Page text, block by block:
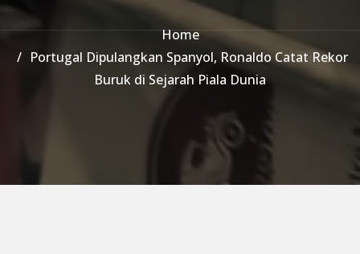
Home
Portugal Dipulangkan Spanyol, Ronaldo Catat Rekor
Buruk di Sejarah Piala Dunia